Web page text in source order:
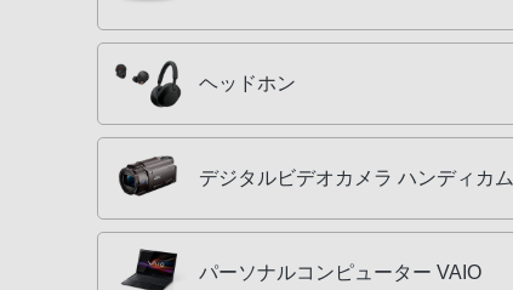
ヘッドホン
デジタルビデオカメラ ハンディカム
パーソナルコンピューター VAIO